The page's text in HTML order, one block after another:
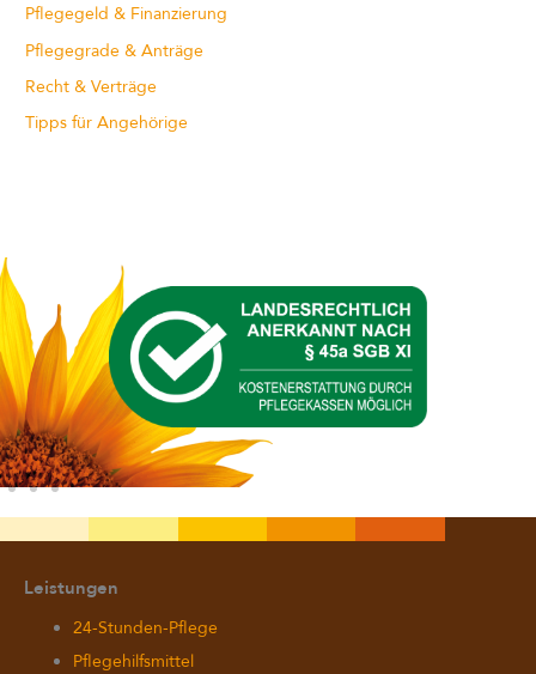
Pflegegeld & Finanzierung
Pflegegrade & Anträge
Recht & Verträge
Tipps für Angehörige
Leistungen
24-Stunden-Pflege
Pflegehilfsmittel